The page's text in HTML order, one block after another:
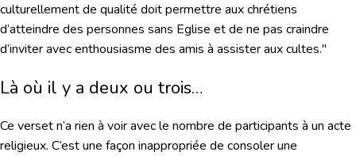
culturellement de qualité doit permettre aux chrétiens
d’atteindre des personnes sans Eglise et de ne pas craindre
d’inviter avec enthousiasme des amis à assister aux cultes."
Là où il y a deux ou trois…
Ce verset n’a rien à voir avec le nombre de participants à un acte
religieux. C’est une façon inappropriée de consoler une